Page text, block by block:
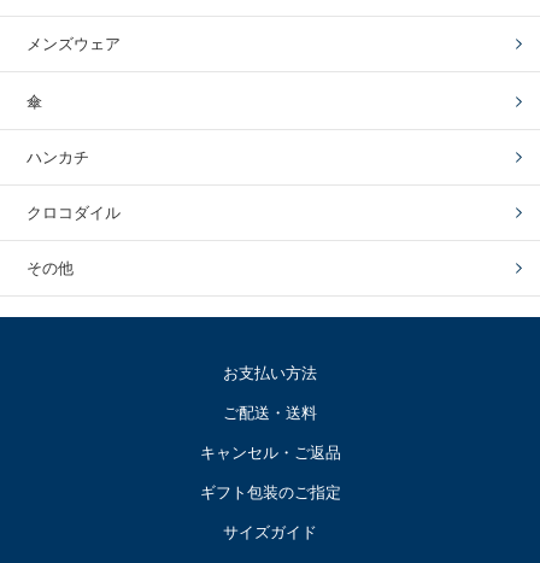
メンズウェア
傘
ハンカチ
クロコダイル
その他
お支払い方法
ご配送・送料
キャンセル・ご返品
ギフト包装のご指定
サイズガイド